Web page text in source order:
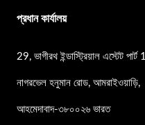
প্রধান কার্যালয়
29, ভাগীরথ ইন্ডাস্ট্রিয়াল এস্টেট পার্ট
নাগরভেল হনুমান রোড, আমরাইওয়াড়ি,
আহমেদাবাদ-৩৮০০২৬ ভারত